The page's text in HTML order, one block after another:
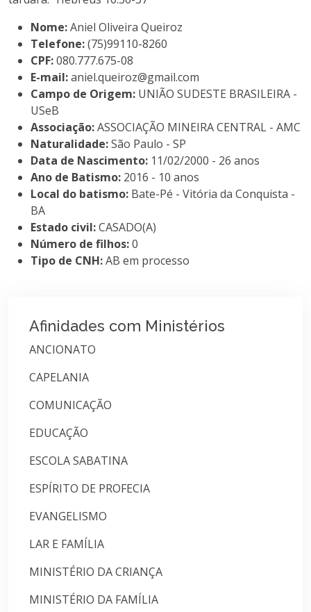
Nome:Aniel Oliveira Queiroz
Telefone:(75)99110-8260
CPF:080.777.675-08
E-mail:aniel.queiroz@gmail.com
Campo de Origem: UNIÃO SUDESTE BRASILEIRA -
USeB
Associação:ASSOCIAÇÃO MINEIRA CENTRAL - AMC
Naturalidade:São Paulo - SP
Data de Nascimento: 11/02/2000 - 26 anos
Ano de Batismo: 2016 - 10 anos
Local do batismo: Bate-Pé - Vitória da Conquista -
BA
Estado civil:CASADO(A)
Número de filhos:0
Tipo de CNH:AB em processo
Afinidades com Ministérios
ANCIONATO
CAPELANIA
COMUNICAÇÃO
EDUCAÇÃO
ESCOLA SABATINA
ESPÍRITO DE PROFECIA
EVANGELISMO
LAR E FAMÍLIA
MINISTÉRIO DA CRIANÇA
MINISTÉRIO DA FAMÍLIA